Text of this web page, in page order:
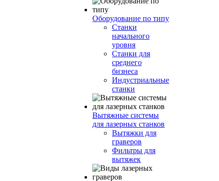
Оборудование по типу
Cтанки
начального
уровня
Станки для
среднего
бизнеса
Индустриальные
станки
Вытяжные системы
для лазерных станков
Вытяжки для
граверов
Фильтры для
вытяжек